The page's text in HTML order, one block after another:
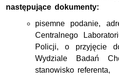
następujące dokumenty:
pisemne podanie,
Centralnego
Policji, o przyjęcie
Wydziale Badań
stanowisko referenta,